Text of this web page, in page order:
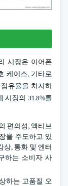
시장은 이어폰
케이스, 기타로
유율을 차지하
시장의 31.8%를
편의성, 액티브
을 주도하고 있
상, 통화 및 엔터
하는 소비자 사
하는 고품질 오